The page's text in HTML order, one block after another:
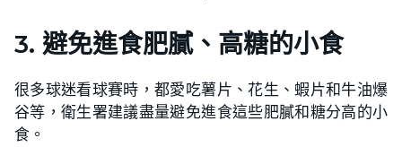
3. 避免進食肥膩、高糖的小食
很多球迷看球賽時，都愛吃薯片、花生、蝦片和牛油爆
谷等，衛生署建議盡量避免進食這些肥膩和糖分高的小
食。